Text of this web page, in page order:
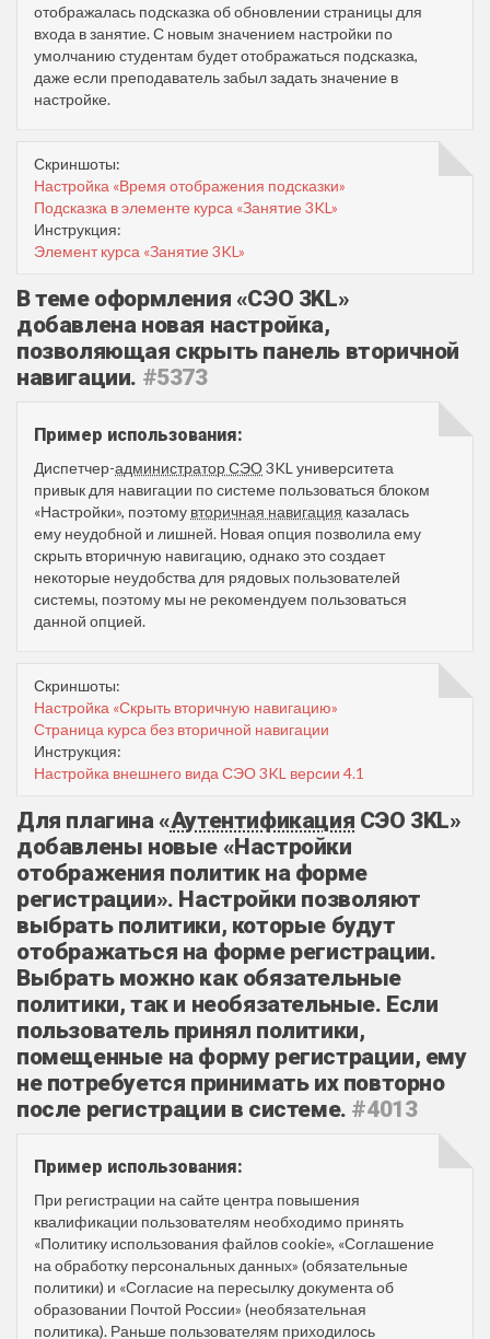
отображалась подсказка об обновлении страницы для
входа в занятие. С новым значением настройки по
умолчанию студентам будет отображаться подсказка,
даже если преподаватель забыл задать значение в
настройке.
Скриншоты:
Настройка «Время отображения подсказки»
Подсказка в элементе курса «Занятие 3KL»
Инструкция:
Элемент курса «Занятие 3KL»
В теме оформления «СЭО 3KL»
добавлена новая настройка,
позволяющая скрыть панель вторичной
навигации. #5373
Пример использования:
Диспетчер-администратор СЭО3KL университета
привык для навигации по системе пользоваться блоком
«Настройки», поэтому вторичная навигация казалась
ему неудобной и лишней. Новая опция позволила ему
скрыть вторичную навигацию, однако это создает
некоторые неудобства для рядовых пользователей
системы, поэтому мы не рекомендуем пользоваться
данной опцией.
Скриншоты:
Настройка «Скрыть вторичную навигацию»
Страница курса без вторичной навигации
Инструкция:
Настройка внешнего вида СЭО 3KL версии 4.1
Для плагина «Аутентификация СЭО 3KL»
добавлены новые «Настройки
отображения политик на форме
регистрации». Настройки позволяют
выбрать политики, которые будут
отображаться на форме регистрации.
Выбрать можно как обязательные
политики, так и необязательные. Если
пользователь принял политики,
помещенные на форму регистрации, ему
не потребуется принимать их повторно
после регистрации в системе. #4013
Пример использования:
При регистрации на сайте центра повышения
квалификации пользователям необходимо принять
«Политику использования файлов cookie», «Соглашение
на обработку персональных данных» (обязательные
политики) и «Согласие на пересылку документа об
образовании Почтой России» (необязательная
политика). Раньше пользователям приходилось